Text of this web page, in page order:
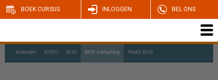
BOEK CURSUS INLOGGEN BEL ONS
Kalender EHBO BHV BHV herhaling Hoofd BHV